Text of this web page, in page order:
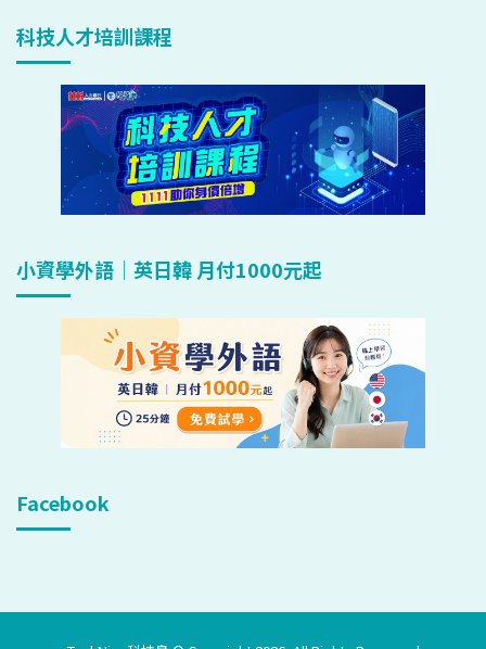
科技人才培訓課程
小資學外語｜英日韓 月付1000元起
Facebook